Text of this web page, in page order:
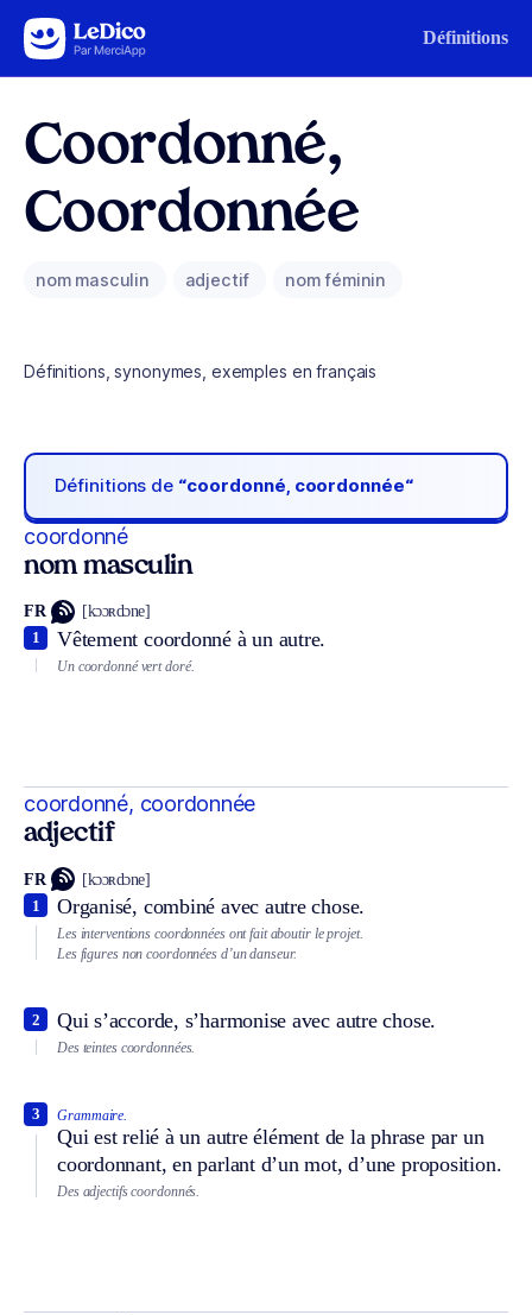
Aller au contenu Définitions
Coordonné,
Coordonnée
nom masculin adjectif nom féminin
Définitions, synonymes, exemples en français
Définitions de “coordonné, coordonnée“
coordonné
nom masculin
FR [kɔɔʀdɔne]
Vêtement coordonné à un autre.
1
Un coordonné vert doré.
coordonné, coordonnée
adjectif
FR [kɔɔʀdɔne]
Organisé, combiné avec autre chose.
1
Les interventions coordonnées ont fait aboutir le projet.
Les figures non coordonnées d’un danseur.
Qui s’accorde, s’harmonise avec autre chose.
2
Des teintes coordonnées.
Grammaire.
Qui est relié à un autre élément de la phrase par un
coordonnant, en parlant d’un mot, d’une proposition.
3
Des adjectifs coordonnés.